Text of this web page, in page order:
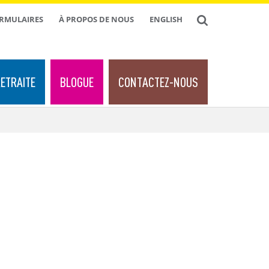
À PROPOS DE NOUS ENGLISH
BLOGUE CONTACTEZ-NOUS